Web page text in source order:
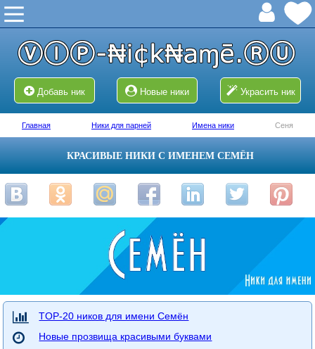
Добавь ник Новые ники Украсить ник
Главная Ники для парней Имена ники Сеня
КРАСИВЫЕ НИКИ С ИМЕНЕМ СЕМЁН
TOP-20 ников для имени Семён
Новые прозвища красивыми буквами